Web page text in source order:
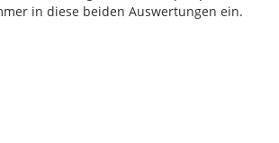
in diese beiden Auswertungen ein.